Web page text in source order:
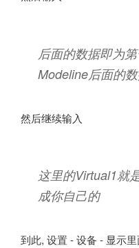
后面的数据即为
Modeline后面的
然后继续输入
这里的Virtual1就
成你自己的
到此, 设置 - 设备 - 显示